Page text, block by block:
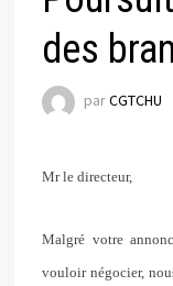
des
parCGTCHU
Mr le directeur,
Malgré votre
vouloir négocier,